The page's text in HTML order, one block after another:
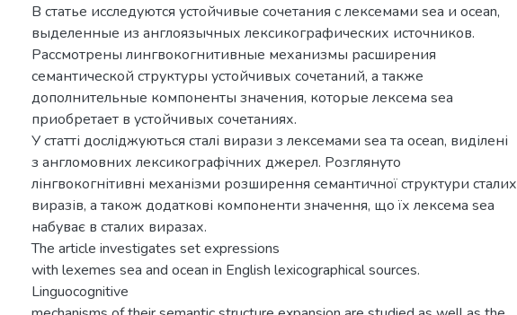
В статье исследуются устойчивые сочетания с лексемами sea и ocean,
выделенные из англоязычных лексикографических источников.
Рассмотрены лингвокогнитивные механизмы расширения
семантической структуры устойчивых сочетаний, а также
дополнительные компоненты значения, которые лексема sea
приобретает в устойчивых сочетаниях.
У статті досліджуються сталі вирази з лексемами sea та ocean, виділені
з англомовних лексикографічних джерел. Розглянуто
лінгвокогнітивні механізми розширення семантичної структури сталих
виразів, а також додаткові компоненти значення, що їх лексема sea
набуває в сталих виразах.
The article investigates set expressions
with lexemes sea and ocean in English lexicographical sources.
Linguocognitive